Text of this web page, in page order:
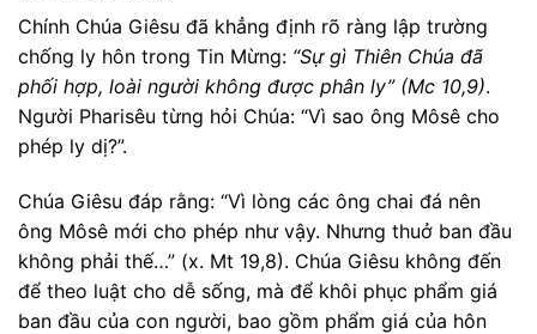
Chính Chúa Giêsu đã khẳng định rõ ràng lập trường
chống ly hôn trong Tin Mừng: “Sự gì Thiên Chúa đã
phối hợp, loài người không được phân ly” (Mc 10,9).
Người Pharisêu từng hỏi Chúa: “Vì sao ông Môsê cho
phép ly dị?”.
Chúa Giêsu đáp rằng: “Vì lòng các ông chai đá nên
ông Môsê mới cho phép như vậy. Nhưng thuở ban đầu
không phải thế…” (x. Mt 19,8). Chúa Giêsu không đến
để theo luật cho dễ sống, mà để khôi phục phẩm giá
ban đầu của con người, bao gồm phẩm giá của hôn